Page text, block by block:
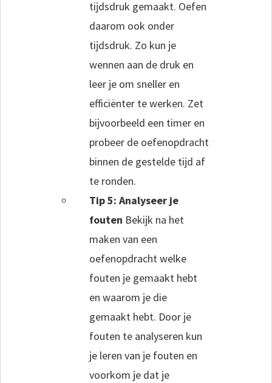
tijdsdruk gemaakt. Oefen
daarom ook onder
tijdsdruk. Zo kun je
wennen aan de druk en
leer je om sneller en
efficiënter te werken. Zet
bijvoorbeeld een timer en
probeer de oefenopdracht
binnen de gestelde tijd af
te ronden.
Tip 5: Analyseer je
fouten Bekijk na het
maken van een
oefenopdracht welke
fouten je gemaakt hebt
en waarom je die
gemaakt hebt. Door je
fouten te analyseren kun
je leren van je fouten en
voorkom je dat je